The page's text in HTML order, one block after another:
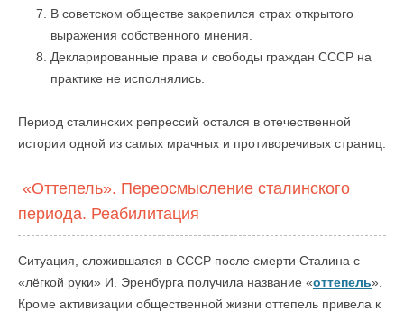
В советском обществе закрепился страх открытого
выражения собственного мнения.
Декларированные права и свободы граждан СССР на
практике не исполнялись.
Период сталинских репрессий остался в отечественной
истории одной из самых мрачных и противоречивых страниц.
«Оттепель». Переосмысление сталинского
периода. Реабилитация
Ситуация, сложившаяся в СССР после смерти Сталина с
«лёгкой руки» И. Эренбурга получила название «оттепель».
Кроме активизации общественной жизни оттепель привела к